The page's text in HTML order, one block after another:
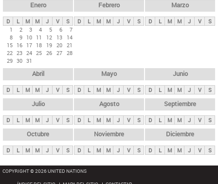
ds
p
n
i
p
a
l
s
Enero
D L M M J V
S
1
2 3 4 5 6
7
8
9 10 11 12 13
14
15 16 17 18 19 20 21
22 23 24 25 26 27 28
29 30 31
Febrero
D L M M J V S
Marzo
D L M M J V S
Abril
D L M M J V S
Mayo
D L M M J V S
Junio
D L M M J V S
Julio
D L M M J V S
Agosto
D L M M J V S
Septiembre
D L M M J V S
Octubre
D L M M J V S
Noviembre
D L M M J V S
Diciembre
D L M M J V S
COPYRIGHT © 2026 UNITED NATIONS